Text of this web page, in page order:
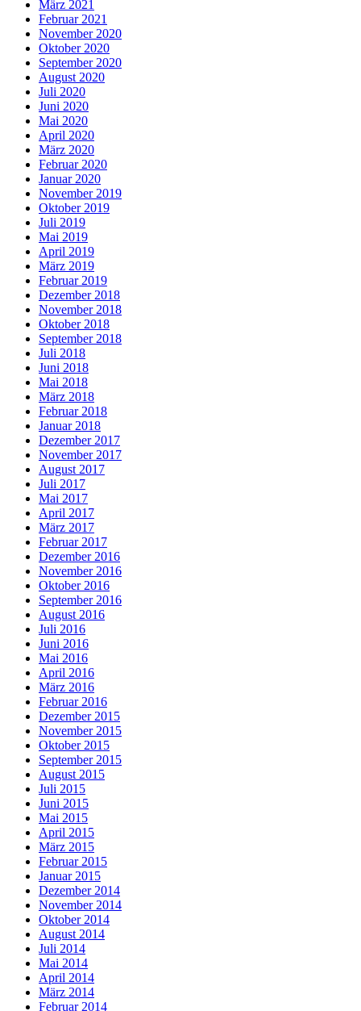
März 2021
Februar 2021
November 2020
Oktober 2020
September 2020
August 2020
Juli 2020
Juni 2020
Mai 2020
April 2020
März 2020
Februar 2020
Januar 2020
November 2019
Oktober 2019
Juli 2019
Mai 2019
April 2019
März 2019
Februar 2019
Dezember 2018
November 2018
Oktober 2018
September 2018
Juli 2018
Juni 2018
Mai 2018
März 2018
Februar 2018
Januar 2018
Dezember 2017
November 2017
August 2017
Juli 2017
Mai 2017
April 2017
März 2017
Februar 2017
Dezember 2016
November 2016
Oktober 2016
September 2016
August 2016
Juli 2016
Juni 2016
Mai 2016
April 2016
März 2016
Februar 2016
Dezember 2015
November 2015
Oktober 2015
September 2015
August 2015
Juli 2015
Juni 2015
Mai 2015
April 2015
März 2015
Februar 2015
Januar 2015
Dezember 2014
November 2014
Oktober 2014
August 2014
Juli 2014
Mai 2014
April 2014
März 2014
Februar 2014